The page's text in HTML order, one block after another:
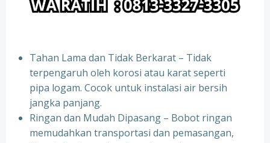
Tahan Lama dan Tidak Berkarat – Tidak
terpengaruh oleh korosi atau karat seperti
pipa logam. Cocok untuk instalasi air bersih
jangka panjang.
Ringan dan Mudah Dipasang – Bobot ringan
memudahkan transportasi dan pemasangan,